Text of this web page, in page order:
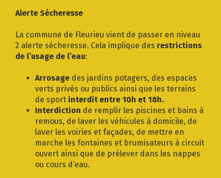
Alerte Sécheresse
La commune de Fleurieu vient de passer en niveau
2 alerte sécheresse. Cela implique des restrictions
de l’usage de l’eau:
Arrosage des jardins potagers, des espaces
verts privés ou publics ainsi que les terrains
de sport interdit entre 10h et 18h.
Interdiction de remplir les piscines et bains à
remous, de laver les véhicules à domicile, de
laver les voiries et façades, de mettre en
marche les fontaines et brumisateurs à circuit
ouvert ainsi que de prélever dans les nappes
ou cours d’eau.